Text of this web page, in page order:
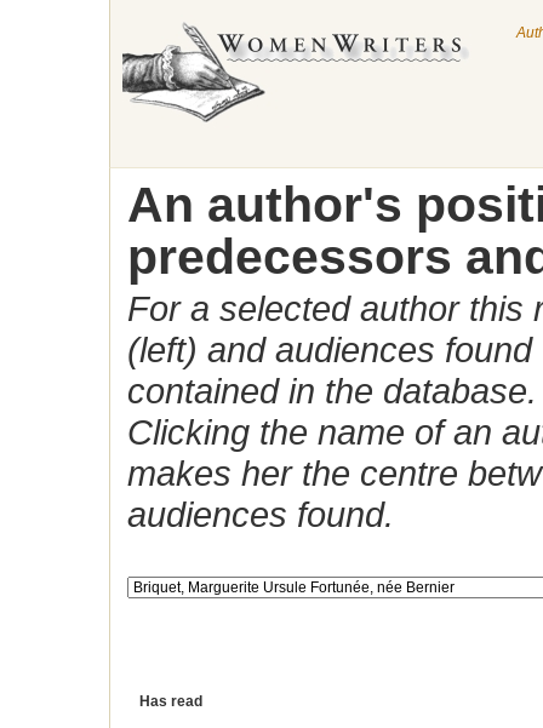
An author's
predecessors
For a selected author this
(left) and audiences
contained in the database.
Clicking the name of an
makes her the centre
audiences found.
Has read